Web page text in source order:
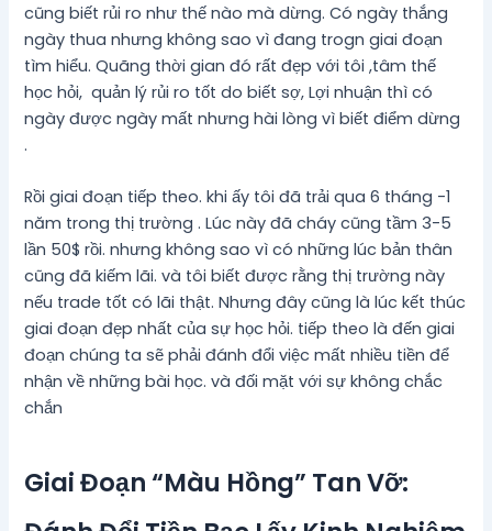
cũng biết rủi ro như thế nào mà dừng. Có ngày thắng
ngày thua nhưng không sao vì đang trogn giai đoạn
tìm hiểu. Quãng thời gian đó rất đẹp với tôi ,tâm thế
học hỏi, quản lý rủi ro tốt do biết sợ, Lợi nhuận thì có
ngày được ngày mất nhưng hài lòng vì biết điểm dừng
.
Rồi giai đoạn tiếp theo. khi ấy tôi đã trải qua 6 tháng -1
năm trong thị trường . Lúc này đã cháy cũng tầm 3-5
lần 50$ rồi. nhưng không sao vì có những lúc bản thân
cũng đã kiếm lãi. và tôi biết được rằng thị trường này
nếu trade tốt có lãi thật. Nhưng đây cũng là lúc kết thúc
giai đoạn đẹp nhất của sự học hỏi. tiếp theo là đến giai
đoạn chúng ta sẽ phải đánh đổi việc mất nhiều tiền để
nhận về những bài học. và đối mặt với sự không chắc
chắn
Giai Đoạn “Màu Hồng” Tan Vỡ: